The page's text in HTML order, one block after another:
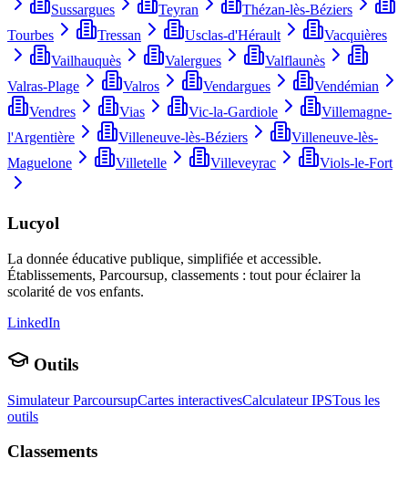
Sussargues
Teyran
Thézan-lès-Béziers
Tourbes
Tressan Usclas-d'Hérault
Vacquières
Vailhauquès
Valergues
Valflaunès
Valras-Plage
Valros Vendargues
Vendémian
Vendres
Vias Vic-la-Gardiole
Villemagne-
l'Argentière
Villeneuve-lès-Béziers
Villeneuve-lès-
Maguelone
Villetelle Villeveyrac Viols-le-Fort
Lucyol
La donnée éducative publique, simplifiée et accessible.
Établissements, Parcoursup, classements : tout pour éclairer la
scolarité de vos enfants.
LinkedIn
Outils
Simulateur ParcoursupCartes interactivesCalculateur IPSTous les
outils
Classements